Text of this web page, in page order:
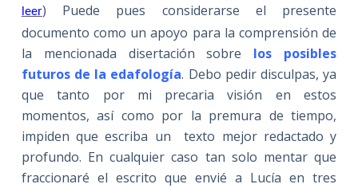
leer) Puede pues considerarse el presente
documento como un apoyo para la comprensión de
la mencionada disertación sobre los posibles
futuros de la edafología. Debo pedir disculpas, ya
que tanto por mi precaria visión en estos
momentos, así como por la premura de tiempo,
impiden que escriba un texto mejor redactado y
profundo. En cualquier caso tan solo mentar que
fraccionaré el escrito que envié a Lucía en tres